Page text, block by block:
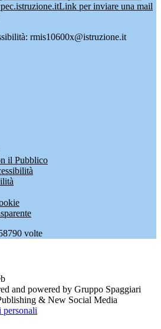
Link per inviare una mail
rmis10600x@istruzione.it
il Pubblico
volte
and powered by Gruppo Spaggiari
& New Social Media
personali